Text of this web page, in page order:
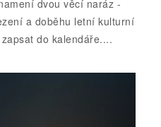
dvou věcí naráz -
a doběhu letní kulturní
do kalendáře....